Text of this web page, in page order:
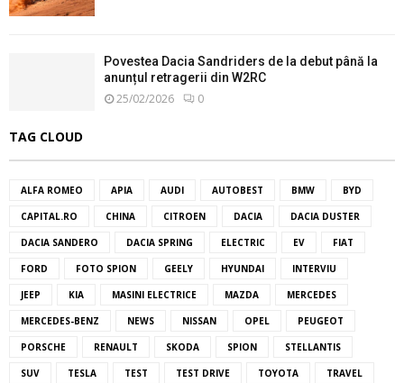
Povestea Dacia Sandriders de la debut până la
anunțul retragerii din W2RC
25/02/2026 0
TAG CLOUD
ALFA ROMEO APIA AUDI AUTOBEST BMW BYD
CAPITAL.RO CHINA CITROEN DACIA DACIA DUSTER
DACIA SANDERO DACIA SPRING ELECTRIC EV FIAT
FORD FOTO SPION GEELY HYUNDAI INTERVIU
JEEP KIA MASINI ELECTRICE MAZDA MERCEDES
MERCEDES-BENZ NEWS NISSAN OPEL PEUGEOT
PORSCHE RENAULT SKODA SPION STELLANTIS
SUV TESLA TEST TEST DRIVE TOYOTA TRAVEL